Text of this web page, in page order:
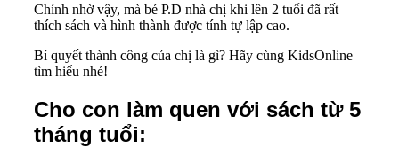
Chính nhờ vậy, mà bé P.D nhà chị khi lên 2 tuổi đã rất
thích sách và hình thành được tính tự lập cao.
Bí quyết thành công của chị là gì? Hãy cùng KidsOnline
tìm hiểu nhé!
Cho con làm quen với sách từ 5
tháng tuổi: